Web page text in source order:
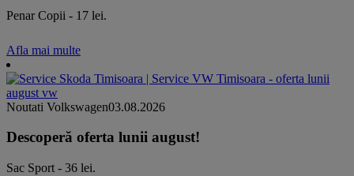
Penar Copii - 17 lei.
Afla mai multe
Noutati Volkswagen03.08.2026
Descoperă oferta lunii august!
Sac Sport - 36 lei.